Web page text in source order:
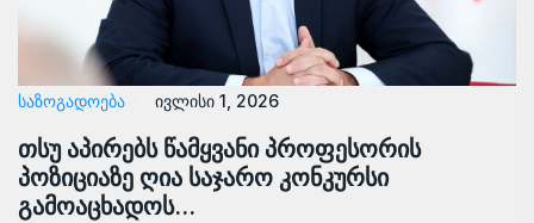
ᲡᲐᲖᲝᲒᲐᲓᲝᲔᲑᲐ ივლისი 1, 2026
თსუ აპირებს წამყვანი პროფესორის
პოზიციაზე ღია საჯარო კონკურსი
გამოაცხადოს…